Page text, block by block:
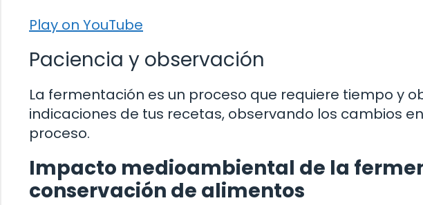
Play on YouTube
Paciencia y observación
La fermentación es un proceso que requiere tiempo y
indicaciones de tus recetas, observando los cambios
proceso.
Impacto medioambiental de la
conservación de alimentos